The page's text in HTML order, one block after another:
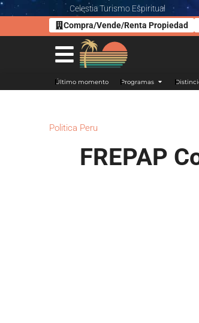
Celestia Turismo Espiritual
Compra/Vende/Renta Propiedad
Último momento Programas
Politica Peru
FREPAP